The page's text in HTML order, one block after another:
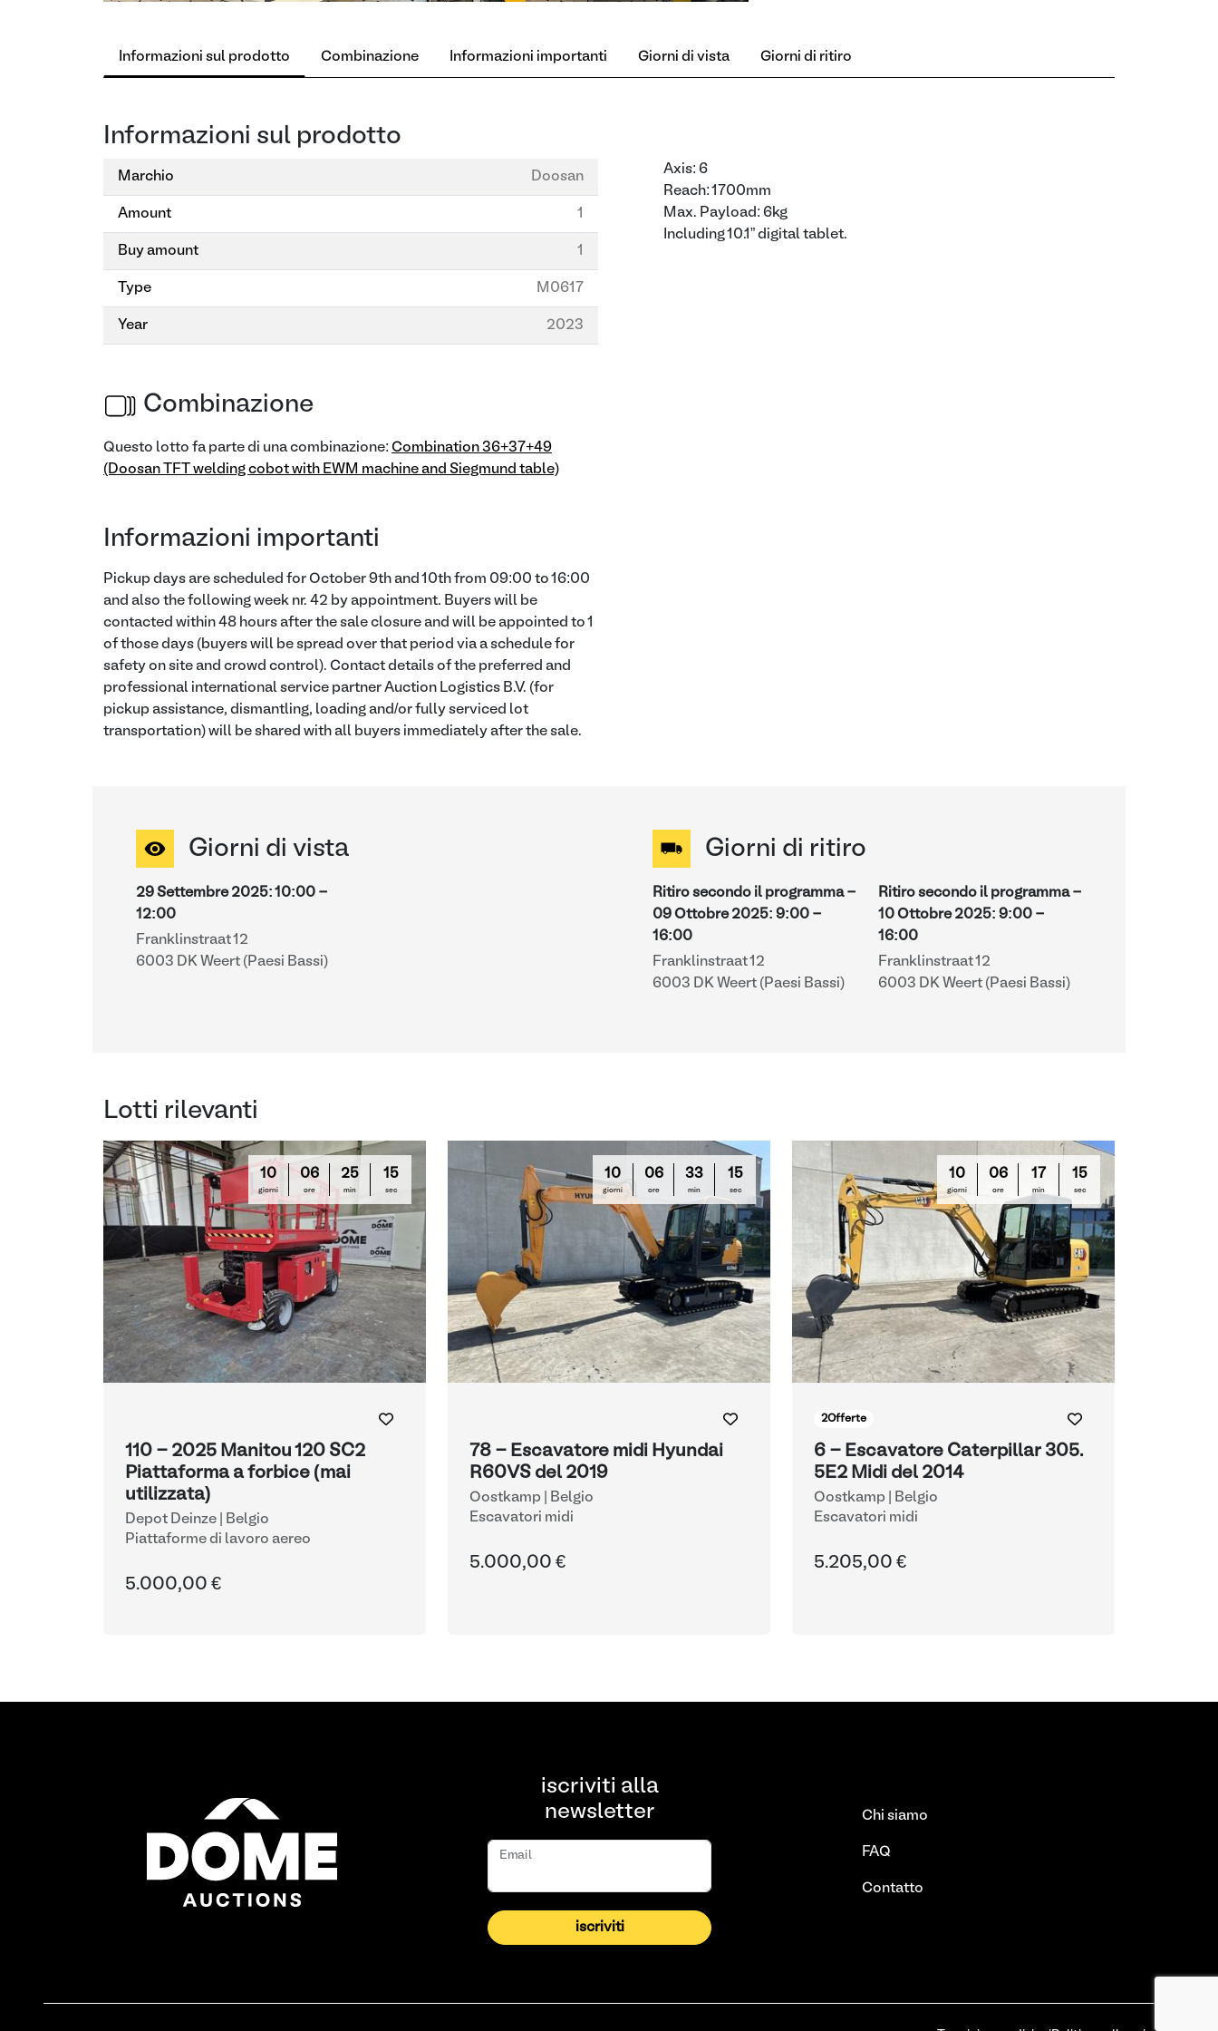
Informazioni sul prodotto Combinazione Informazioni importanti Giorni di vista Giorni di ritiro
Informazioni sul prodotto
Marchio Doosan
Amount 1
Buy amount 1
Type M0617
Year 2023
Combinazione
Questo lotto fa parte di una combinazione: Combination 36+37+49
(Doosan TFT welding cobot with EWM machine and Siegmund table)
Informazioni importanti
Pickup days are scheduled for October 9th and 10th from 09:00 to 16:00
and also the following week nr. 42 by appointment. Buyers will be
contacted within 48 hours after the sale closure and will be appointed to 1
of those days (buyers will be spread over that period via a schedule for
safety on site and crowd control). Contact details of the preferred and
professional international service partner Auction Logistics B.V. (for
pickup assistance, dismantling, loading and/or fully serviced lot
transportation) will be shared with all buyers immediately after the sale.
Axis: 6
Reach: 1700mm
Max. Payload: 6kg
Including 10.1” digital tablet.
Giorni di vista
29 Settembre 2025: 10:00 -
12:00
Franklinstraat 12
6003 DK Weert (Paesi Bassi)
Giorni di ritiro
Ritiro secondo il programma -
09 Ottobre 2025: 9:00 -
16:00
Franklinstraat 12
6003 DK Weert (Paesi Bassi)
Ritiro secondo il programma -
10 Ottobre 2025: 9:00 -
16:00
Franklinstraat 12
6003 DK Weert (Paesi Bassi)
Lotti rilevanti
10
giorni
06
ore
25
min
14
sec
110 - 2025 Manitou 120 SC2
Piattaforma a forbice (mai
utilizzata)
Depot Deinze | Belgio
Piattaforme di lavoro aereo
5.000,00 €
10
giorni
06
ore
33
min
14
sec
78 - Escavatore midi Hyundai
R60VS del 2019
Oostkamp | Belgio
Escavatori midi
5.000,00 €
10
giorni
06
ore
17
min
14
sec
2Offerte
6 - Escavatore Caterpillar 305.
5E2 Midi del 2014
Oostkamp | Belgio
Escavatori midi
5.205,00 €
iscriviti alla
newsletter
Email
iscriviti
Chi siamo
FAQ
Contatto